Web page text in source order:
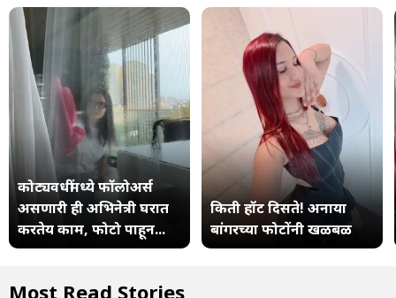
कोट्यवधींमध्ये फॉलोअर्स
असणारी ही अभिनेत्री घरात
करतेय काम, फोटो पाहून...
किती हॉट दिसते! अनाया
बांगरच्या फोटोंनी खळबळ
Most Read Stories